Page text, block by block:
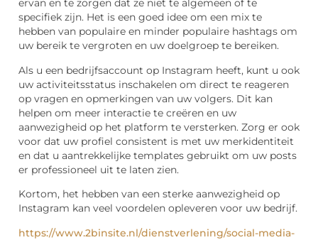
ervan en te zorgen dat ze niet te algemeen of te
specifiek zijn. Het is een goed idee om een mix te
hebben van populaire en minder populaire hashtags om
uw bereik te vergroten en uw doelgroep te bereiken.
Als u een bedrijfsaccount op Instagram heeft, kunt u ook
uw activiteitsstatus inschakelen om direct te reageren
op vragen en opmerkingen van uw volgers. Dit kan
helpen om meer interactie te creëren en uw
aanwezigheid op het platform te versterken. Zorg er ook
voor dat uw profiel consistent is met uw merkidentiteit
en dat u aantrekkelijke templates gebruikt om uw posts
er professioneel uit te laten zien.
Kortom, het hebben van een sterke aanwezigheid op
Instagram kan veel voordelen opleveren voor uw bedrijf.
https://www.2binsite.nl/dienstverlening/social-media-